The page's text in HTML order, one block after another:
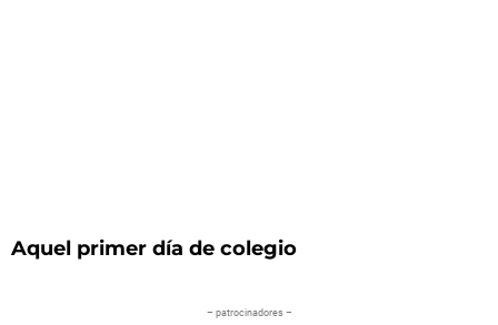
Aquel primer día de colegio
– patrocinadores –